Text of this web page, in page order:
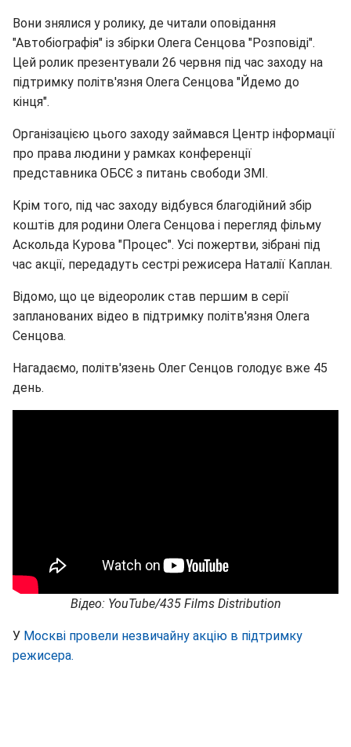
Вони знялися у ролику, де читали оповідання
"Автобіографія" із збірки Олега Сенцова "Розповіді".
Цей ролик презентували 26 червня під час заходу на
підтримку політв'язня Олега Сенцова "Йдемо до
кінця".
Організацією цього заходу займався Центр інформації
про права людини у рамках конференції
представника ОБСЄ з питань свободи ЗМІ.
Крім того, під час заходу відбувся благодійний збір
коштів для родини Олега Сенцова і перегляд фільму
Аскольда Курова "Процес". Усі пожертви, зібрані під
час акції, передадуть сестрі режисера Наталії Каплан.
Відомо, що це відеоролик став першим в серії
запланованих відео в підтримку політв'язня Олега
Сенцова.
Нагадаємо, політв'язень Олег Сенцов голодує вже 45
день.
Відео: YouTube/435 Films Distribution
У Москві провели незвичайну акцію в підтримку
режисера.